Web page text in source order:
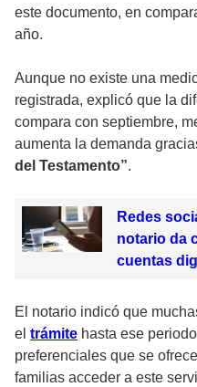
este documento, en
año.
Aunque no existe una
registrada, explicó que la
compara con septiembre,
aumenta la demanda
del Testamento”.
Redes
notario da
cuentas
El notario indicó que
el trámite hasta ese
preferenciales que se
familias acceder a este